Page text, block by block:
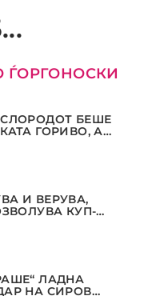
ЃОРГОНОСКИ
БЕШЕ
ГОРИВО, А
И ВЕРУВА,
КУП-
ЛАДНА
НА СИРОВ